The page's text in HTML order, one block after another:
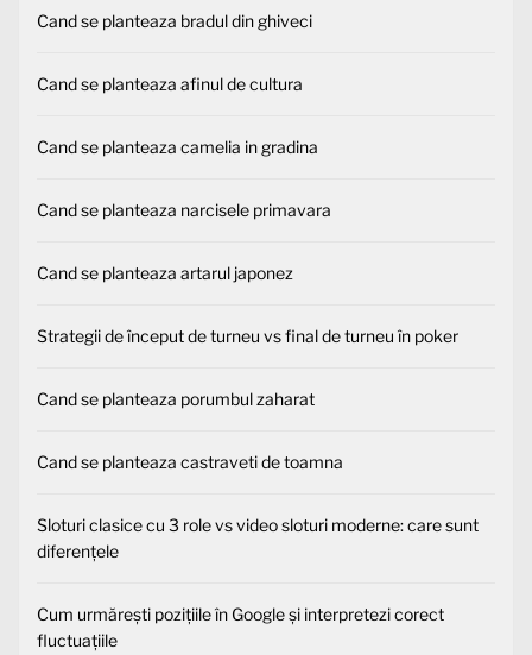
Cand se planteaza bradul din ghiveci
Cand se planteaza afinul de cultura
Cand se planteaza camelia in gradina
Cand se planteaza narcisele primavara
Cand se planteaza artarul japonez
Strategii de început de turneu vs final de turneu în poker
Cand se planteaza porumbul zaharat
Cand se planteaza castraveti de toamna
Sloturi clasice cu 3 role vs video sloturi moderne: care sunt
diferențele
Cum urmărești pozițiile în Google și interpretezi corect
fluctuațiile